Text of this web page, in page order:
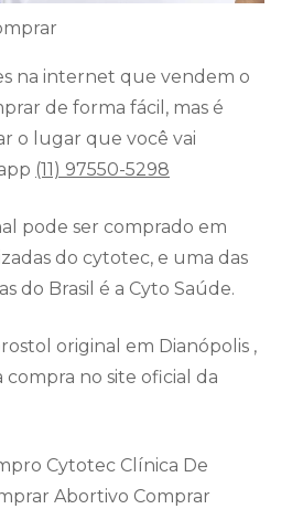
na internet que vendem o
de forma fácil, mas é
o lugar que você vai
(11) 97550-5298
pode ser comprado em
do cytotec, e uma das
do Brasil é a Cyto Saúde.
original em Dianópolis ,
compra no site oficial da
Cytotec Clínica De
Abortivo Comprar